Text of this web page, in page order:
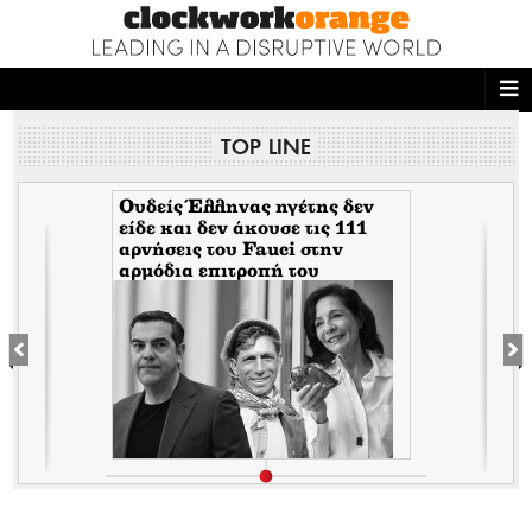
NEWS DESK
THE ONES WHO DO
MAGAZINE
TOP LINE
Ουδείς Έλληνας ηγέτης δεν
είδε και δεν άκουσε τις 111
αρνήσεις του Fauci στην
αρμόδια επιτροπή του
Κογκρέσου. Δείτε γιατί!